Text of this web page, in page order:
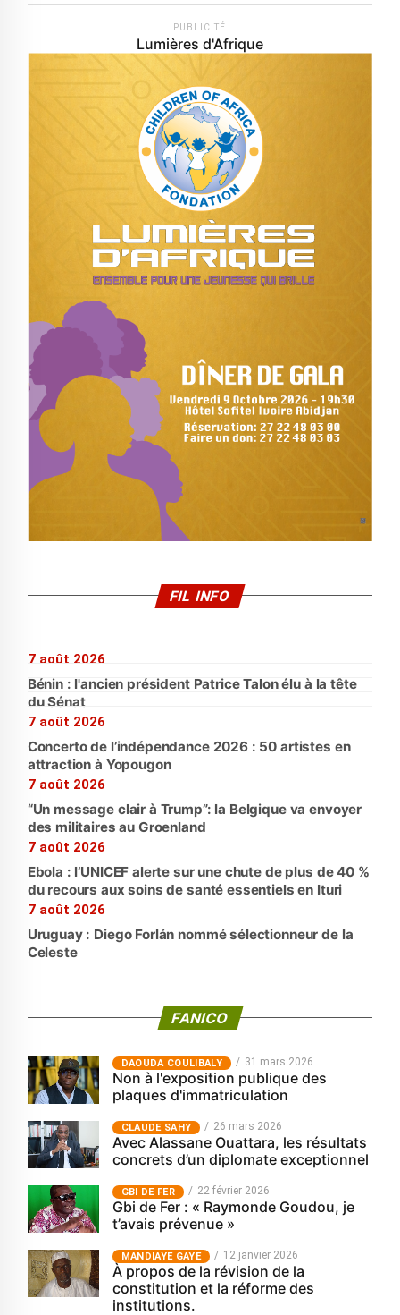
PUBLICITÉ
Lumières d'Afrique
FIL INFO
7 août 2026
Bénin : l'ancien président Patrice Talon élu à la tête
du Sénat
7 août 2026
Concerto de l’indépendance 2026 : 50 artistes en
attraction à Yopougon
7 août 2026
“Un message clair à Trump”: la Belgique va envoyer
des militaires au Groenland
7 août 2026
Ebola : l’UNICEF alerte sur une chute de plus de 40 %
du recours aux soins de santé essentiels en Ituri
7 août 2026
Uruguay : Diego Forlán nommé sélectionneur de la
Celeste
FANICO
‎DAOUDA COULIBALY 31 mars 2026
Non à l'exposition publique des
plaques d'immatriculation
CLAUDE SAHY 26 mars 2026
Avec Alassane Ouattara, les résultats
concrets d’un diplomate exceptionnel
GBI DE FER 22 février 2026
Gbi de Fer : « Raymonde Goudou, je
t’avais prévenue »
MANDIAYE GAYE 12 janvier 2026
À propos de la révision de la
constitution et la réforme des
institutions.